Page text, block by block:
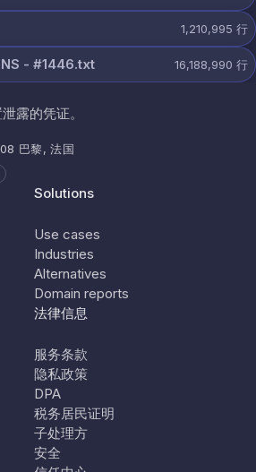
1,210,995 行
- #1446.txt 16,188,990 行
露的凭证。
巴黎, 法国
Solutions
Use cases
Industries
Alternatives
Domain reports
法律信息
服务条款
隐私政策
DPA
税务居民证明
子处理方
安全